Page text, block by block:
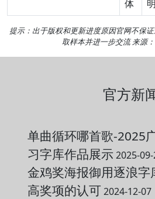
体
明
提示：出于版权和更新进度原因官网不保
取样本并进一步交流 来源
官方新
单曲循环哪首歌-2025
习字库作品展示 2025-
金鸡奖海报御用逐浪字
高奖项的认可2024-12-07